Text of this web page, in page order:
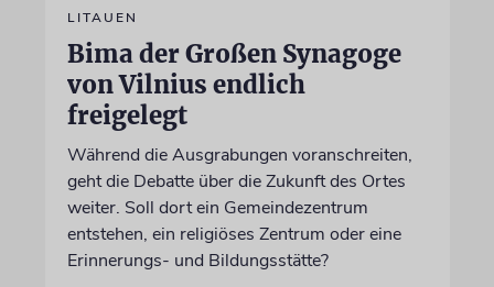
LITAUEN
Bima der Großen Synagoge
von Vilnius endlich
freigelegt
Während die Ausgrabungen voranschreiten,
geht die Debatte über die Zukunft des Ortes
weiter. Soll dort ein Gemeindezentrum
entstehen, ein religiöses Zentrum oder eine
Erinnerungs- und Bildungsstätte?